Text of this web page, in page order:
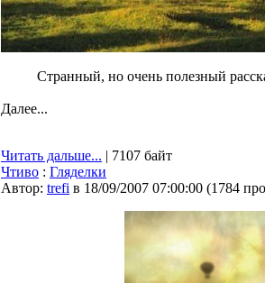
Странный, но очень полезный
Далее...
Читать дальше... | 7107 байт
Чтиво : Гляделки
Автор: trefi в 18/09/2007 07:00:00 (1784